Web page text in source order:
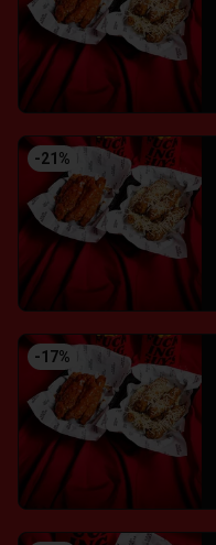
-21 %
-17%